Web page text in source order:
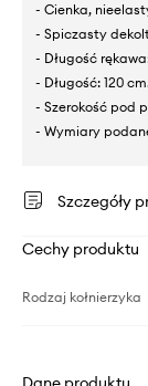
- Cienka,
- Spiczasty
- Długość
- Długość: 120
- Szerokość pod
- Wymiary
Szczegóły
Cechy produktu
Rodzaj kołnierzyka